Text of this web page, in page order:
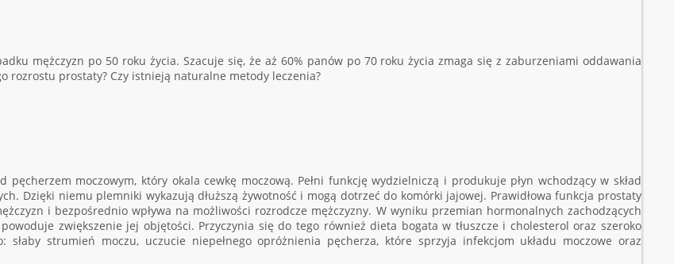
mężczyzn po 50 roku życia. Szacuje się, że aż 60% panów po 70 roku życia zmaga się z zaburzeniami oddawania
rozrostu prostaty? Czy istnieją naturalne metody leczenia?
pęcherzem moczowym, który okala cewkę moczową. Pełni funkcję wydzielniczą i produkuje płyn wchodzący w skład
Dzięki niemu plemniki wykazują dłuższą żywotność i mogą dotrzeć do komórki jajowej. Prawidłowa funkcja prostaty
i bezpośrednio wpływa na możliwości rozrodcze mężczyzny. W wyniku przemian hormonalnych zachodzących
zwiększenie jej objętości. Przyczynia się do tego również dieta bogata w tłuszcze i cholesterol oraz szeroko
strumień moczu, uczucie niepełnego opróżnienia pęcherza, które sprzyja infekcjom układu moczowe oraz